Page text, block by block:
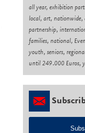
all year, exhibition
local, art, nationwide,
partnership,
families, national,
youth, seniors,
until 249.000 Euros,